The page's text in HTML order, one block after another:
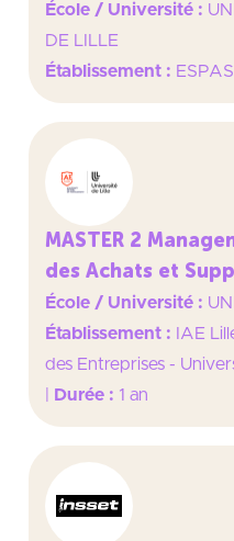
École / Université :
DE LILLE
Établissement : ESPAS
MASTER 2
des Achats et
École / Université :
Établissement :
IAE
des Entreprises -
Durée : 1 an